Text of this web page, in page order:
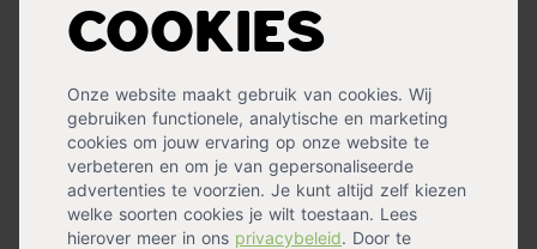
Cookies
Onze website maakt gebruik van cookies. Wij
gebruiken functionele, analytische en marketing
cookies om jouw ervaring op onze website te
verbeteren en om je van gepersonaliseerde
advertenties te voorzien. Je kunt altijd zelf kiezen
welke soorten cookies je wilt toestaan. Lees
hierover meer in ons privacybeleid. Door te
Bel ons